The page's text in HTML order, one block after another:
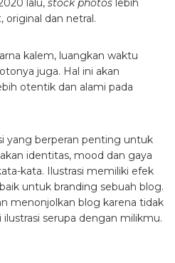
lalu, stock photos lebih
original dan netral.
kalem, luangkan waktu
juga. Hal ini akan
otentik dan alami pada
yang berperan penting untuk
identitas, mood dan gaya
kata. Ilustrasi memiliki efek
untuk branding sebuah blog.
menonjolkan blog karena tidak
serupa dengan milikmu.